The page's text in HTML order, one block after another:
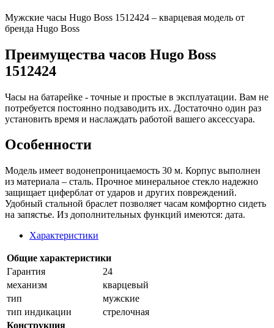
Мужские часы Hugo Boss 1512424 – кварцевая модель от
бренда Hugo Boss
Преимущества часов Hugo Boss
1512424
Часы на батарейке - точные и простые в эксплуатации. Вам не
потребуется постоянно подзаводить их. Достаточно один раз
установить время и наслаждать работой вашего аксессуара.
Особенности
Модель имеет водонепроницаемость 30 м. Корпус выполнен
из материала – сталь. Прочное минеральное стекло надежно
защищает циферблат от ударов и других повреждений.
Удобный стальной браслет позволяет часам комфортно сидеть
на запястье. Из дополнительных функций имеются: дата.
Характеристики
Общие характеристики
Гарантия
24
механизм
кварцевый
тип
мужские
тип индикации
стрелочная
Конструкция